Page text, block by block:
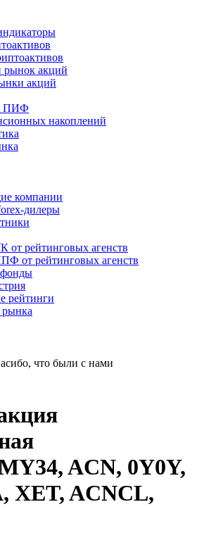
рынок акций
акций
ПИФ
накоплений
компании
дилеры
от рейтинговых агенств
от рейтинговых агенств
рейтинги
рынка
что были с нами
ACN, 0Y0Y,
XET, ACNCL,